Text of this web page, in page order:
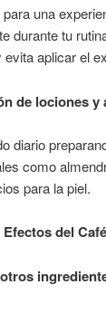
una
durante tu
aplicar el
de lociones y
diario
como
para la piel.
del